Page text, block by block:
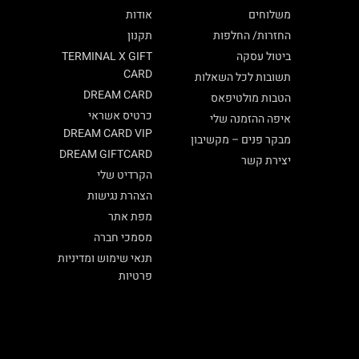
אודות
תקנון
TERMINAL X GIFT
CARD
DREAM CARD
כרטיס אשראי
DREAM CARD VIP
DREAM GIFTCARD
הקרדיט שלי
הצהרת נגישות
מפת אתר
מסמכי חברה
תנאי שימוש ומדיניות
פרטיות
משלוחים
החזרות/ החלפות
ביטול עסקה
תשובות לכל השאלות
הטבות מולטיפאס
איפה ההזמנה שלי
מבקר פנים – מקשיבון
יצירת קשר